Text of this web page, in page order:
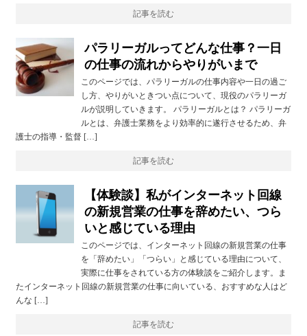
記事を読む
パラリーガルってどんな仕事？一日
の仕事の流れからやりがいまで
このページでは、パラリーガルの仕事内容や一日の過ご
し方、やりがいときつい点について、現役のパラリーガ
ルが説明していきます。 パラリーガルとは？ パラリーガ
ルとは、弁護士業務をより効率的に遂行させるため、弁
護士の指導・監督 […]
記事を読む
【体験談】私がインターネット回線
の新規営業の仕事を辞めたい、つら
いと感じている理由
このページでは、インターネット回線の新規営業の仕事
を「辞めたい」「つらい」と感じている理由について、
実際に仕事をされている方の体験談をご紹介します。ま
たインターネット回線の新規営業の仕事に向いている、おすすめな人はど
んな […]
記事を読む